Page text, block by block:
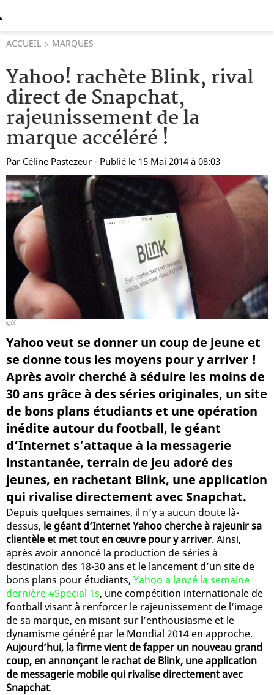
ACCUEIL MARQUES
Yahoo! rachète Blink, rival
direct de Snapchat,
rajeunissement de la
marque accéléré !
Par Céline Pastezeur - Publié le 15 Mai 2014 à 08:03
X
Yahoo veut se donner un coup de jeune et
se donne tous les moyens pour y arriver !
Après avoir cherché à séduire les moins de
30 ans grâce à des séries originales, un site
de bons plans étudiants et une opération
inédite autour du football, le géant
d’Internet s’attaque à la messagerie
instantanée, terrain de jeu adoré des
jeunes, en rachetant Blink, une application
qui rivalise directement avec Snapchat.
Depuis quelques semaines, il n’y a aucun doute là-
dessus, le géant d’Internet Yahoo cherche à rajeunir sa
clientèle et met tout en œuvre pour y arriver. Ainsi,
après avoir annoncé la production de séries à
destination des 18-30 ans et le lancement d’un site de
bons plans pour étudiants, Yahoo a lancé la semaine
dernière #Special 1s, une compétition internationale de
football visant à renforcer le rajeunissement de l’image
de sa marque, en misant sur l’enthousiasme et le
dynamisme généré par le Mondial 2014 en approche.
Aujourd’hui, la firme vient de fapper un nouveau grand
coup, en annonçant le rachat de Blink, une application
de messagerie mobile qui rivalise directement avec
Snapchat.